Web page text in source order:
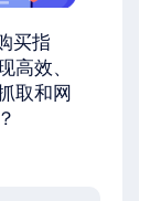
买指
高效、
取和网